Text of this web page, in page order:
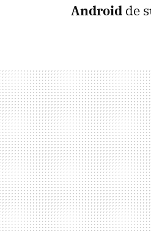
Android de